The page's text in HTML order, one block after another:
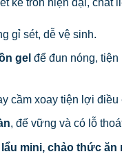
gỉ sét, dễ vệ sinh.
gel để đun nóng,
cầm xoay tiện lợi
, đế vững và có lỗ
mini, chảo thức ăn